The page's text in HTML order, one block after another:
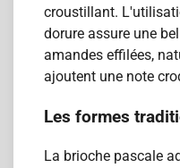
croustillant.
dorure assure une
amandes effilées,
ajoutent une note
Les formes
La brioche pascale